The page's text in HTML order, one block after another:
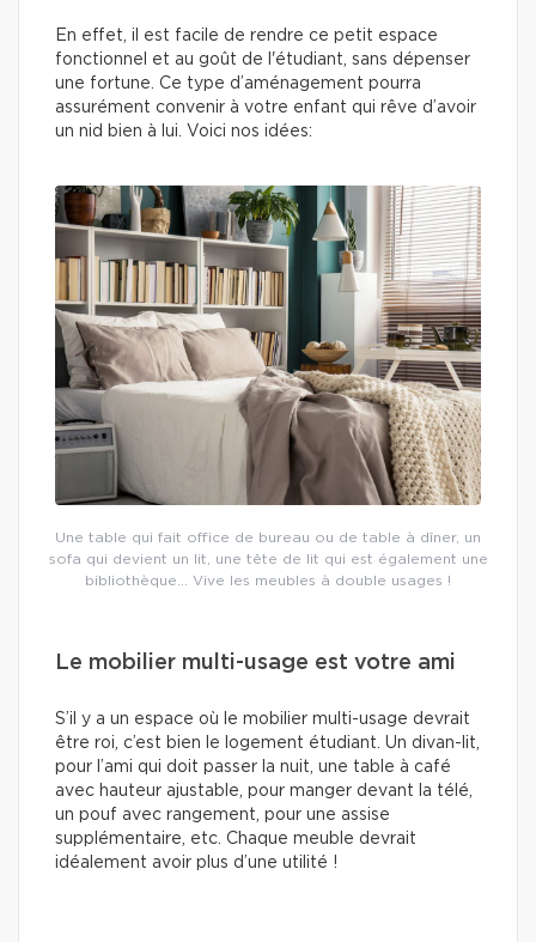
En effet, il est facile de rendre ce petit espace
fonctionnel et au goût de l'étudiant, sans dépenser
une fortune. Ce type d’aménagement pourra
assurément convenir à votre enfant qui rêve d’avoir
un nid bien à lui. Voici nos idées:
Une table qui fait office de bureau ou de table à dîner, un
sofa qui devient un lit, une tête de lit qui est également une
bibliothèque… Vive les meubles à double usages !
Le mobilier multi-usage est votre ami
S’il y a un espace où le mobilier multi-usage devrait
être roi, c’est bien le logement étudiant. Un divan-lit,
pour l’ami qui doit passer la nuit, une table à café
avec hauteur ajustable, pour manger devant la télé,
un pouf avec rangement, pour une assise
supplémentaire, etc. Chaque meuble devrait
idéalement avoir plus d’une utilité !